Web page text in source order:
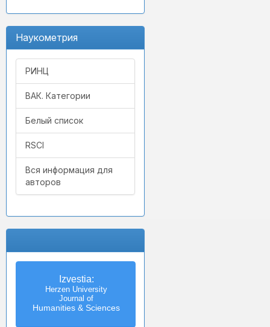
Наукометрия
РИНЦ
ВАК. Категории
Белый список
RSCI
Вся информация для
авторов
Izvestia:
Herzen University
Journal of
Humanities & Sciences